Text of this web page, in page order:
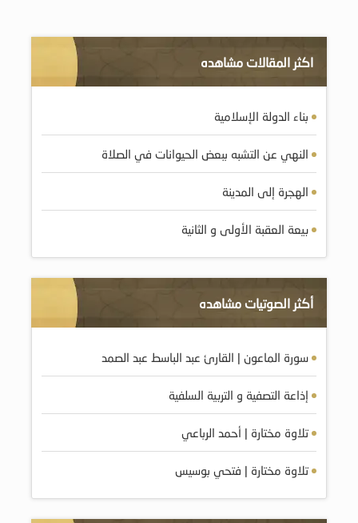
اكثر المقالات مشاهده
بناء الدولة الإسلامية
النهي عن التشبه ببعض الحيوانات في الصلاة
الهجرة إلى المدينة
بيعة العقبة الأولى و الثانية
أكثر الصوتيات مشاهده
سورة الماعون | القارئ عبد الباسط عبد الصمد
إذاعة التصفية و التربية السلفية
تلاوة مختارة | أحمد الرباعي
تلاوة مختارة | فتحي بوسيس